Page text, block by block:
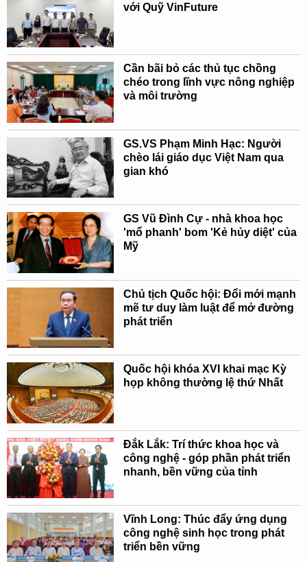
với Quỹ VinFuture
Cần bãi bỏ các thủ tục chồng
chéo trong lĩnh vực nông nghiệp
và môi trường
GS.VS Phạm Minh Hạc: Người
chèo lái giáo dục Việt Nam qua
gian khó
GS Vũ Đình Cự - nhà khoa học
'mổ phanh' bom 'Kẻ hủy diệt' của
Mỹ
Chủ tịch Quốc hội: Đổi mới mạnh
mẽ tư duy làm luật để mở đường
phát triển
Quốc hội khóa XVI khai mạc Kỳ
họp không thường lệ thứ Nhất
Đắk Lắk: Trí thức khoa học và
công nghệ - góp phần phát triển
nhanh, bền vững của tỉnh
Vĩnh Long: Thúc đẩy ứng dụng
công nghệ sinh học trong phát
triển bền vững